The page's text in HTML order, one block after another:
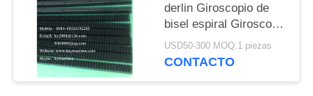
derlin Giroscopio de
bisel espiral Giroscopio
de bisel cero
Giroscopio de bisel
USD50-300 MOQ:1 piezas
CONTACTO